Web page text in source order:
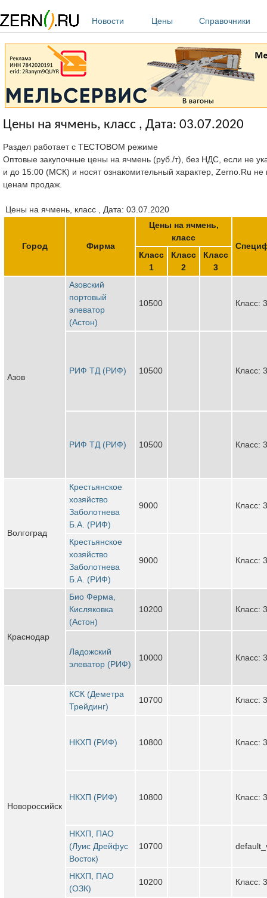
Новости
Цены Справочники
Цены на ячмень, класс , Дата: 03.07.2020
Раздел работает с ТЕСТОВОМ режиме
Оптовые закупочные цены на ячмень (руб./т), без НДС, если не
и до 15:00 (МСК) и носят ознакомительный характер, Zerno.Ru не
ценам продаж.
Цены на ячмень, класс , Дата: 03.07.2020
Город Фирма
Цены на ячмень,
класс
Класс
1
Класс
2
Класс
3
Азов
Азовский
портовый
элеватор
(Астон)
10500 Класс: 3
РИФ ТД (РИФ) 10500 Класс: 3
РИФ ТД (РИФ) 10500 Класс: 3
Волгоград
Крестьянское
хозяйство
Заболотнева
Б.А. (РИФ)
9000 Класс: 3
Крестьянское
хозяйство
Заболотнева
Б.А. (РИФ)
9000 Класс: 3
Краснодар
Био Ферма,
Кисляковка
(Астон)
10200 Класс: 3
Ладожский
элеватор (РИФ)
10000 Класс: 3
Новороссийск
КСК (Деметра
Трейдинг)
10700 Класс: 3
НКХП (РИФ) 10800 Класс: 3
НКХП (РИФ) 10800 Класс: 3
НКХП, ПАО
(Луис Дрейфус
Восток)
10700
НКХП, ПАО
(ОЗК)
10200 Класс: 3